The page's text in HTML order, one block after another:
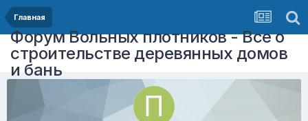
Главная
Форум Вольных плотников - Все о
строительстве деревянных домов
и бань